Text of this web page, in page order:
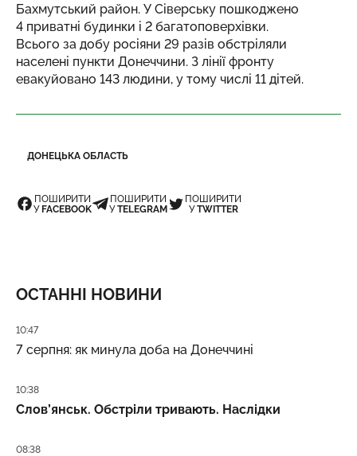
Бахмутський район. У Сіверську пошкоджено
4 приватні будинки і 2 багатоповерхівки.
Всього за добу росіяни 29 разів обстріляли
населені пункти Донеччини. З лінії фронту
евакуйовано 143 людини, у тому числі 11 дітей.
ДОНЕЦЬКА ОБЛАСТЬ
ПОШИРИТИ
У FACEBOOK
ПОШИРИТИ
УTELEGRAM
ПОШИРИТИ
УTWITTER
ОСТАННІ НОВИНИ
Дата публікації
10:47
7 серпня: як минула доба на Донеччині
Дата публікації
10:38
Слов’янськ. Обстріли тривають. Наслідки
Дата публікації
08:38